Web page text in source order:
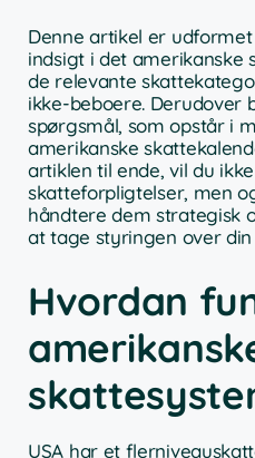
Denne artikel er
indsigt i det amerikanske
de relevante
ikke-beboere. Derudover
spørgsmål, som opstår i
amerikanske
artiklen til ende, vil du
skatteforpligtelser, men
håndtere dem strategisk
at tage styringen over din
Hvordan
USA har et